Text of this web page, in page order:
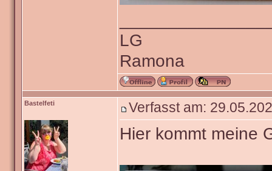
LG
Ramona
Bastelfeti Verfasst am:
Hier kommt meine